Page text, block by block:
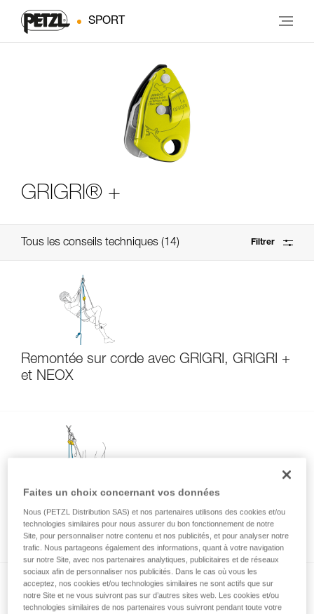
SPORT
GRIGRI® +
Tous les conseils techniques 14 Filtrer
Remontée sur corde avec GRIGRI, GRIGRI +
et NEOX
Assurer un second depuis le haut avec
GRIGRI, GRIGRI + et NEOX
Faites un choix concernant vos données
Nous (PETZL Distribution SAS) et nos partenaires utilisons des cookies et/ou
technologies similaires pour nous assurer du bon fonctionnement de notre
Site, pour personnaliser notre contenu et nos publicités, et pour analyser notre
trafic. Nous partageons également des informations, quant à votre navigation
sur notre Site, avec nos partenaires analytiques, publicitaires et de réseaux
sociaux afin de personnaliser nos publicités. Dans le cas où vous les
acceptez, nos cookies et/ou technologies similaires ne sont actifs que sur
notre Site et ne vous suivront pas sur d’autres sites web. Les cookies et/ou
technologies similaires de nos partenaires vous suivront pendant toute votre